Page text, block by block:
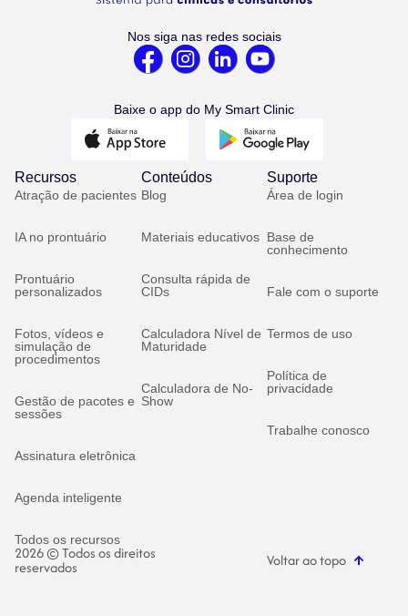
Nos siga nas redes sociais
Baixe o app do My Smart Clinic
Recursos
Atração de pacientes
IA no prontuário
Prontuário
personalizados
Fotos, vídeos e
simulação de
procedimentos
Gestão de pacotes e
sessões
Assinatura eletrônica
Agenda inteligente
Todos os recursos
Conteúdos
Blog
Materiais educativos
Consulta rápida de
CIDs
Calculadora Nível de
Maturidade
Calculadora de No-
Show
Suporte
Área de login
Base de
conhecimento
Fale com o suporte
Termos de uso
Política de
privacidade
Trabalhe conosco
2026 © Todos os direitos
reservados Voltar ao topo